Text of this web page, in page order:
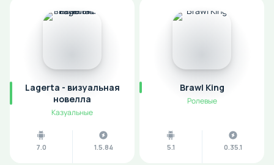
Lagerta - визуальная
новелла
Казуальные
7.0 1.5.84
Brawl King
Ролевые
5.1 0.35.1